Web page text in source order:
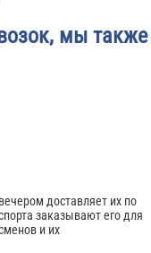
мы также
доставляет их по
заказывают его для
и их